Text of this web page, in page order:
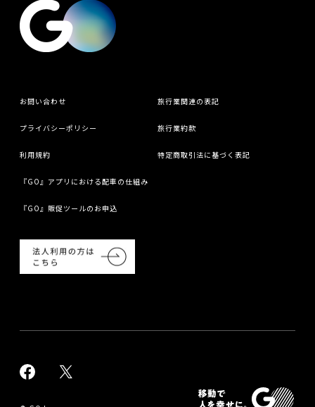
お問い合わせ 旅行業関連の表記
プライバシーポリシー 旅行業約款
利用規約 特定商取引法に基づく表記
『GO』アプリにおける配車の仕組み
『GO』販促ツールのお申込